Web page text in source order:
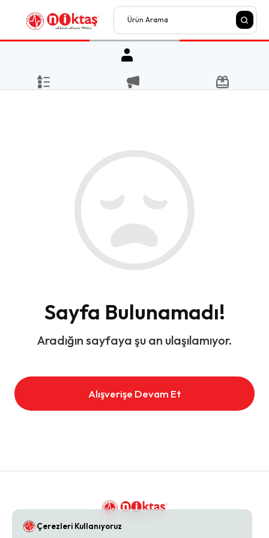
Sayfa Bulunamadı!
Aradığın sayfaya şu an ulaşılamıyor.
Alışverişe Devam Et
Çerezleri Kullanıyoruz